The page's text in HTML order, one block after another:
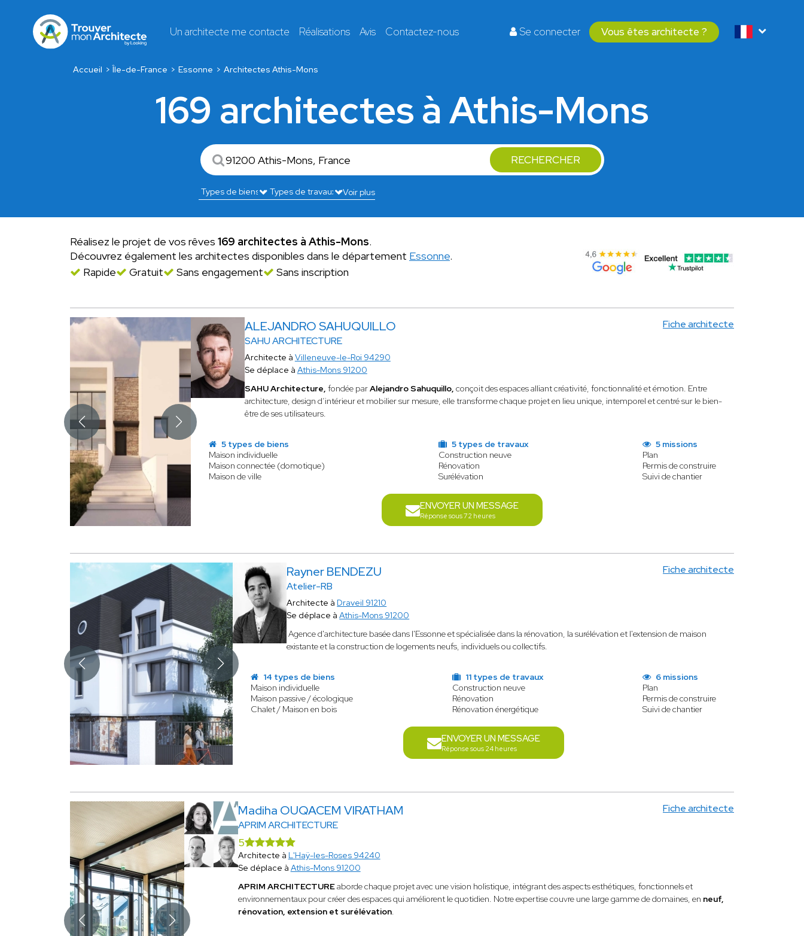
Un architecte me contacte Réalisations Avis Contactez-nous Se connecter Vous êtes architecte ?
Accueil Île-de-France Essonne Architectes Athis-Mons
169 architectes à Athis-Mons
RECHERCHER
Voir plus
Réalisez le projet de vos rêves 169 architectes à Athis-Mons.
Découvrez également les architectes disponibles dans le département Essonne.
Rapide
Gratuit Sans engagement Sans inscription
ALEJANDRO SAHUQUILLO
SAHU ARCHITECTURE
Fiche architecte
Architecte à Villeneuve-le-Roi 94290
Se déplace à Athis-Mons 91200
SAHU Architecture, fondée parAlejandro Sahuquillo, conçoit des espaces alliant créativité, fonctionnalité et émotion. Entre
architecture, design d’intérieur et mobilier sur mesure, elle transforme chaque projet en lieu unique, intemporel et centré sur le bien-
être de ses utilisateurs.
5 types de biens
Maison individuelle
Maison connectée (domotique)
Maison de ville
5 types de travaux
Construction neuve
Rénovation
Surélévation
5 missions
Plan
Permis de construire
Suivi de chantier
ENVOYER UN MESSAGE
Réponse sous 72 heures
Rayner BENDEZU
Atelier-RB
Fiche architecte
Architecte à Draveil 91210
Se déplace àAthis-Mons 91200
Agence d'architecture basée dans l'Essonne et spécialisée dans la rénovation, la surélévation et l'extension de maison
existante et la construction de logements neufs, individuels ou collectifs.
14 types de biens
Maison individuelle
Maison passive / écologique
Chalet / Maison en bois
11 types de travaux
Construction neuve
Rénovation
Rénovation énergétique
6 missions
Plan
Permis de construire
Suivi de chantier
ENVOYER UN MESSAGE
Réponse sous 24 heures
Madiha OUQACEM VIRATHAM
APRIM ARCHITECTURE
Fiche architecte
5
Architecte à L'Haÿ-les-Roses 94240
Se déplace à Athis-Mons 91200
APRIM ARCHITECTUREaborde chaque projet avec une vision holistique, intégrant des aspects esthétiques, fonctionnels et
environnementaux pour créer des espaces qui améliorent le quotidien. Notre expertise couvre une large gamme de domaines, en neuf,
rénovation, extension et surélévation.